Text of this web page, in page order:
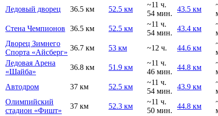
Ледовый дворец
36.5 км 52.5 км
~11 ч.
54 мин.
43.5 км
Стена Чемпионов
36.5 км 52.5 км
~11 ч.
54 мин.
43.4 км
Дворец Зимнего
Спорта «Айсберг»
36.7 км 53 км ~12 ч. 44.6 км
Ледовая Арена
«Шайба»
36.8 км 51.9 км
~11 ч.
46 мин.
44.8 км
Автодром
37 км 52.5 км
~11 ч.
54 мин.
43.9 км
Олимпийский
стадион «Фишт»
37 км 52.3 км
~11 ч.
50 мин.
44.8 км